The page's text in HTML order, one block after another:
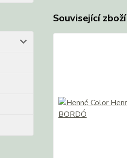
Související zboží